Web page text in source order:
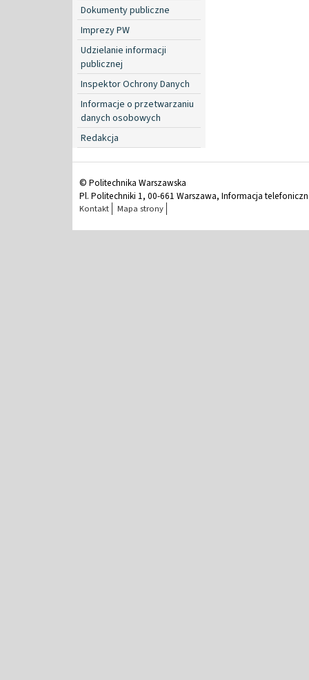
Dokumenty publiczne
Imprezy PW
Udzielanie informacji
publicznej
Inspektor Ochrony Danych
Informacje o przetwarzaniu
danych osobowych
Redakcja
© Politechnika Warszawska
Pl. Politechniki 1, 00-661 Warszawa, Informacja
Kontakt Mapa strony